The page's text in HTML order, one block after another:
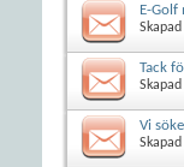
E-
Tack
Vi